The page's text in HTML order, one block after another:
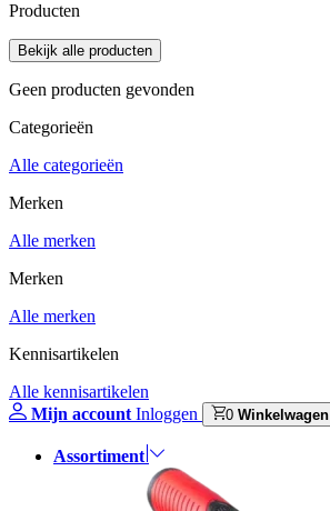
Producten
Geen producten gevonden
Categorieën
Alle categorieën
Merken
Alle merken
Merken
Alle merken
Kennisartikelen
Alle kennisartikelen
Mijn account Inloggen 0 Winkelwagen
Assortiment